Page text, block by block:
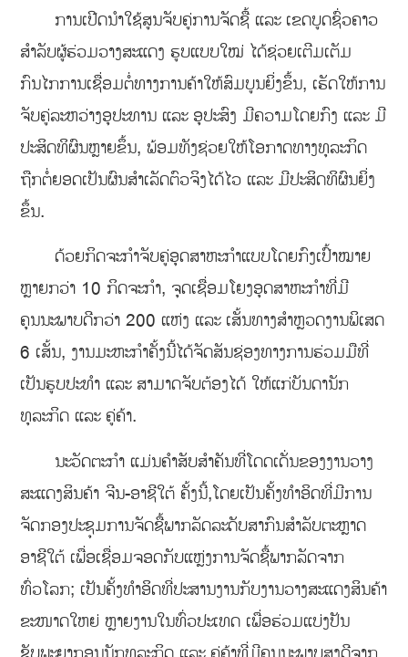
ການເປີດນຳໃຊ້ສູນຈັບຄູ່ການຈັດຊື້ ແລະ ເຂດບູດຊົ່ວຄາວ
ສຳລັບຜູ້ຮ່ວມວາງສະແດງ ຮູບແບບໃໝ່ ໄດ້ຊ່ວຍເຕີມເຕັມ
ກົນໄກການເຊື່ອມຕໍ່ທາງການຄ້າໃຫ້ສົມບູນຍິ່ງຂຶ້ນ, ເຮັດໃຫ້ການ
ຈັບຄູ່ລະຫວ່າງອຸປະທານ ແລະ ອຸປະສົງ ມີຄວາມໂດຍກົງ ແລະ ມີ
ປະສິດທິຜົນຫຼາຍຂຶ້ນ, ພ້ອມທັງຊ່ວຍໃຫ້ໂອກາດທາງທຸລະກິດ
ຖືກຕໍ່ຍອດເປັນຜົນສຳເລັດຕົວຈິງໄດ້ໄວ ແລະ ມີປະສິດທິຜົນຍິ່ງ
ຂຶ້ນ.
ດ້ວຍກິດຈະກຳຈັບຄູ່ອຸດສາຫະກຳແບບໂດຍກົງເປົ້າໝາຍ
ຫຼາຍກວ່າ 10 ກິດຈະກຳ, ຈຸດເຊື່ອມໂຍງອຸດສາຫະກຳທີ່ມີ
ຄຸນນະພາບດີກວ່າ 200 ແຫ່ງ ແລະ ເສັ້ນທາງສໍາຫຼວດງານພິເສດ
6 ເສັ້ນ, ງານມະຫະກຳຄັ້ງນີ້ໄດ້ຈັດສັນຊ່ອງທາງການຮ່ວມມືທີ່
ເປັນຮູບປະທຳ ແລະ ສາມາດຈັບຕ້ອງໄດ້ ໃຫ້ແກ່ບັນດານັກ
ທຸລະກິດ ແລະ ຄູ່ຄ້າ.
ນະວັດຕະກຳ ແມ່ນຄຳສັບສຳຄັນທີ່ໂດດເດັ່ນຂອງງານວາງ
ສະແດງສິນຄ້າ ຈີນ-ອາຊີໃຕ້ ຄັ້ງນີ້,ໂດຍເປັນຄັ້ງທຳອິດທີ່ມີການ
ຈັດກອງປະຊຸມການຈັດຊື້ພາກລັດລະດັບສາກົນສຳລັບຕະຫຼາດ
ອາຊີໃຕ້ ເພື່ອເຊື່ອມຈອດກັບແຫຼ່ງການຈັດຊື້ພາກລັດຈາກ
ທົ່ວໂລກ; ເປັນຄັ້ງທຳອິດທີ່ປະສານງານກັບງານວາງສະແດງສິນຄ້າ
ຂະໜາດໃຫຍ່ ຫຼາຍງານໃນທົ່ວປະເທດ ເພື່ອຮ່ວມແບ່ງປັນ